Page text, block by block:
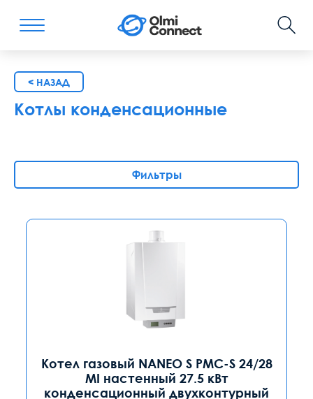
< НАЗАД
Котлы конденсационные
Фильтры
Котел газовый NANEO S PMC-S 24/28
MI настенный 27.5 кВт
конденсационный двухконтурный